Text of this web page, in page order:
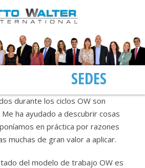
SEDES
durante los ciclos OW son
ha ayudado a descubrir cosas
en práctica por razones
muchas de gran valor a aplicar.
del modelo de trabajo OW es